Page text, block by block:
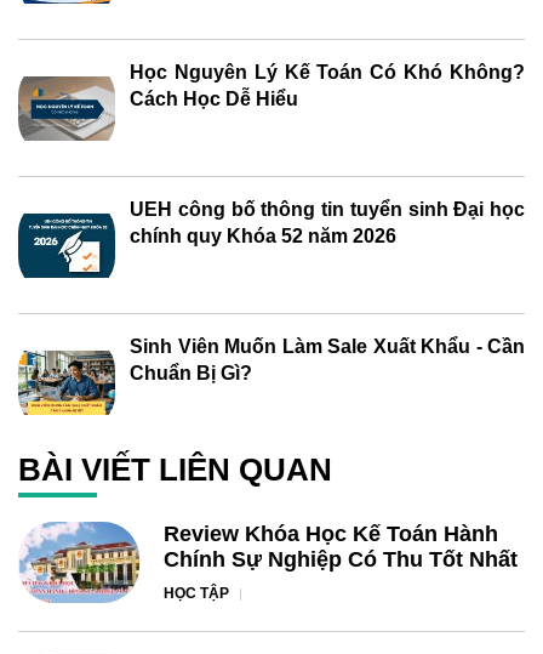
Học Nguyên Lý Kế Toán Có Khó Không?
Cách Học Dễ Hiểu
UEH công bố thông tin tuyển sinh Đại học
chính quy Khóa 52 năm 2026
Sinh Viên Muốn Làm Sale Xuất Khẩu - Cần
Chuẩn Bị Gì?
BÀI VIẾT LIÊN QUAN
Review Khóa Học Kế Toán Hành
Chính Sự Nghiệp Có Thu Tốt Nhất
HỌC TẬP